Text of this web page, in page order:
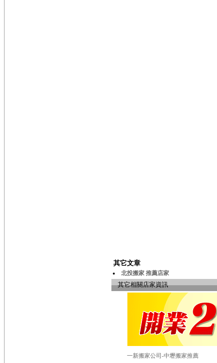
其它文章
北投搬家 推薦店家
其它相關店家資訊
一新搬家公司-中壢搬家推薦